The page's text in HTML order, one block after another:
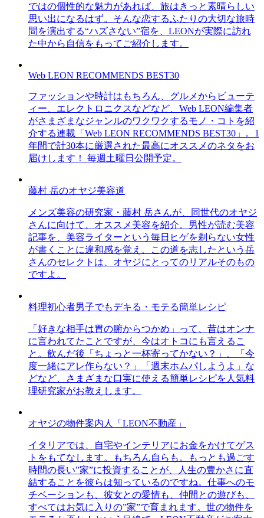
ではの個性的な魅力があれば、旅はきっと素晴らしい
思い出になるはず。そんな恋するふたりの大切な旅時
間を演出する“ハズさない”宿を、LEONが実際に訪れ
た中から自信をもってご紹介します。
Web LEON RECOMMENDS BEST30
ファッションや時計はもちろん、グルメからビューテ
ィー、エレクトロニクスなどなど、Web LEON編集者
がさまざまなジャンルのワクワクするモノ・コトを紹
介する連載「Web LEON RECOMMENDS BEST30」。1
年間で計30本に厳選された最高にオススメのネタをお
届けします！ 毎週土曜日公開予定。
藤村 岳のオヤジ美容道
メンズ美容の研究家・藤村 岳さんが、同世代のオヤジ
さんに向けて、オススメ美容を紹介。男性が読む美容
記事を、美容ライターという毎日ヒゲを剃らない女性
が書くことに違和感を覚え、この道を志したという岳
さんのセレクトは、オヤジにとってのリアルそのもの
ですよ。
料理初心者男子でもデキる・モテる簡単レシピ
「好きな相手は胃の腑からつかめ」って、昔はオンナ
に言われてたことですが、今はオトコにも言えるこ
と。飲んだ後「ちょっと一杯寄ってかない？」、「今
度一緒にアレ作らない？」「週末ホムパしようよ」な
どなど、さまざまな口実に使える簡単レシピを人気料
理研究家がお教えします。
オヤジの物件案内人「LEON不動産」
イタリアでは、自宅やインテリアにお金をかけてゲス
トをもてなします。もちろん自らも。もっとも過ごす
時間の長い”家”に投資することが、人生の豊かさに直
結することを彼らは知っているのですね。仕事へのモ
チベーションも、彼女との愛情も、仲間との遊びも、
すべてはお気に入りの”家”で育まれます。世の物件を